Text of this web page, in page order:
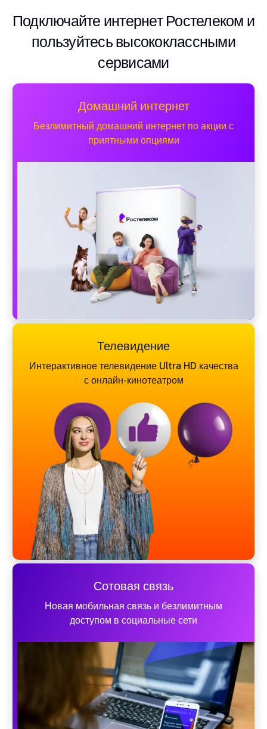
Подключайте интернет Ростелеком и
пользуйтесь высококлассными
сервисами
Домашний интернет
Безлимитный домашний интернет по акции с
приятными опциями
Телевидение
Интерактивное телевидение Ultra HD качества
с онлайн-кинотеатром
Сотовая связь
Новая мобильная связь и безлимитным
доступом в социальные сети